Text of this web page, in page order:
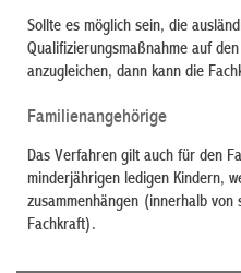
Sollte es möglich sein, die
Qualifizierungsmaßnahme auf
anzugleichen, dann kann die
Familienangehörige
Das Verfahren gilt auch für den
minderjährigen ledigen Kindern,
zusammenhängen (innerhalb von
Fachkraft).